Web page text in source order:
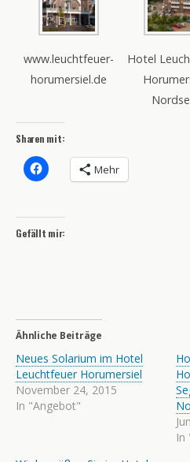
www.leuchtfeuer-
horumersiel.de
Hotel
Sharen mit:
Mehr
Gefällt mir:
Ähnliche Beiträge
Neues Solarium im Hotel
Leuchtfeuer Horumersiel
November 24, 2015
In "Angebot"
In